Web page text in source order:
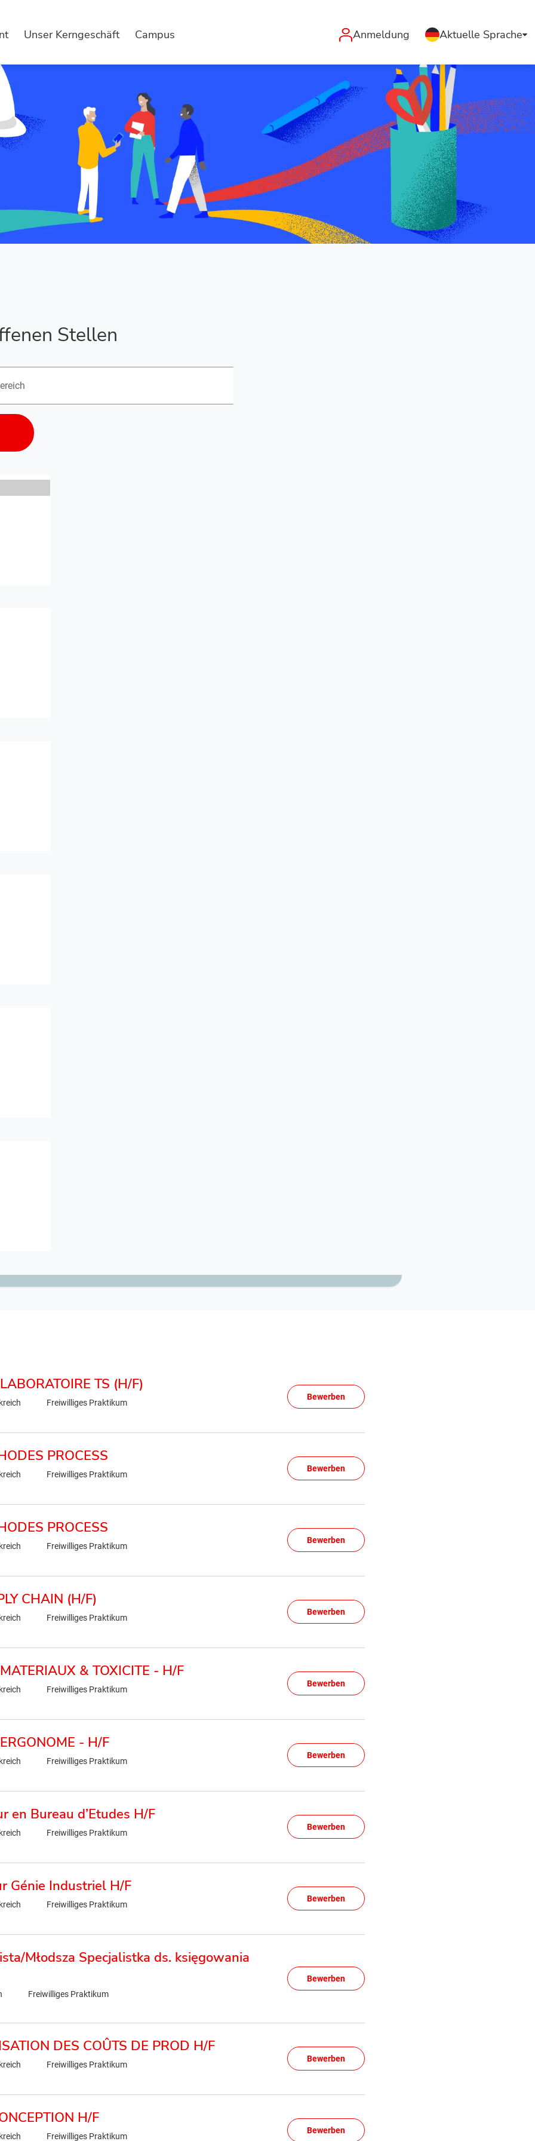
Unser Kerngeschäft Campus Anmeldung Aktuelle Sprache
Stellen
TS (H/F)
Freiwilliges Praktikum
Bewerben
PROCESS
Freiwilliges Praktikum
Bewerben
PROCESS
Freiwilliges Praktikum
Bewerben
CHAIN (H/F)
Freiwilliges Praktikum
Bewerben
& TOXICITE - H/F
Freiwilliges Praktikum
Bewerben
- H/F
Freiwilliges Praktikum
Bewerben
en Bureau d’Etudes H/F
Freiwilliges Praktikum
Bewerben
Génie Industriel H/F
Freiwilliges Praktikum
Bewerben
Młodsza Specjalistka ds. księgowania
Freiwilliges Praktikum
Bewerben
DES COÛTS DE PROD H/F
Freiwilliges Praktikum
Bewerben
H/F
Freiwilliges Praktikum
Bewerben